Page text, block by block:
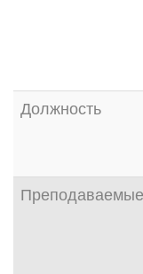
Должность